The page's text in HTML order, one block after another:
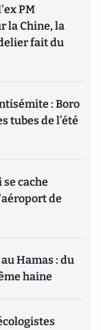
PM
la Chine, la
fait du
: Boro
tubes de l’été
se cache
de
Hamas : du
haine